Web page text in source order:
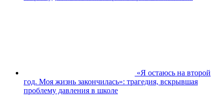
«Я остаюсь на второй
год. Моя жизнь закончилась»: трагедия, вскрывшая
проблему давления в школе